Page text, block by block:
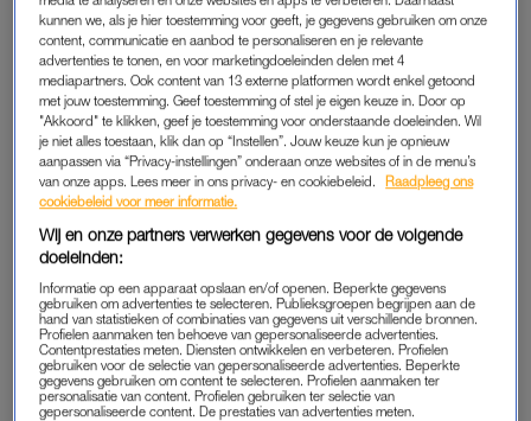
zich er gewoon niet mee.”
Quinty vertelt dat ze het haar vader wel kwalijk heeft genomen
dat hij zo weinig aanwezig was. “Vooral als tiener, absoluut.
Mijn moeder moest alles dragen, dat vond ik echt heel erg.
Daar kon ik echt wel kwaad om worden, dat ik dacht: hallo, jij
bent ook onderdeel van het maken van mij en nu laat je het
haar allemaal maar oplossen.”
Roxane van Iperen open over
haar traumatische jeugd in
'Boerderij van Dorst': 'Alles
wat mis kon gaan, was mis'
kunnen we, als je hier toestemming voor geeft, je gegevens gebruiken om onze
content, communicatie en aanbod te personaliseren en je relevante
advertenties te tonen, en voor marketingdoeleinden delen met 4
mediapartners. Ook content van 13 externe platformen wordt enkel getoond
met jouw toestemming. Geef toestemming of stel je eigen keuze in. Door op
"Akkoord" te klikken, geef je toestemming voor onderstaande doeleinden. Wil
je niet alles toestaan, klik dan op “Instellen”. Jouw keuze kun je opnieuw
aanpassen via “Privacy-instellingen” onderaan onze websites of in de menu’s
van onze apps. Lees meer in ons privacy- en cookiebeleid.
Raadpleeg ons
cookiebeleid voor meer informatie.
Wij en onze partners verwerken gegevens voor de volgende
doeleinden:
Informatie op een apparaat opslaan en/of openen. Beperkte gegevens
gebruiken om advertenties te selecteren. Publieksgroepen begrijpen aan de
hand van statistieken of combinaties van gegevens uit verschillende bronnen.
Profielen aanmaken ten behoeve van gepersonaliseerde advertenties.
Contentprestaties meten. Diensten ontwikkelen en verbeteren. Profielen
gebruiken voor de selectie van gepersonaliseerde advertenties. Beperkte
gegevens gebruiken om content te selecteren. Profielen aanmaken ter
personalisatie van content. Profielen gebruiken ter selectie van
gepersonaliseerde content. De prestaties van advertenties meten.